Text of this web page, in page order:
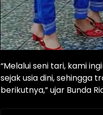
“Melalui seni tari, kami
sejak usia dini, sehingga
berikutnya,” ujar Bunda